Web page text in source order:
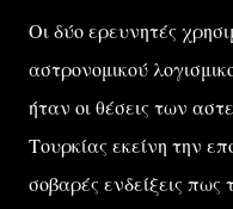
Οι δύο ερευνητές
αστρονομικού
ήταν οι θέσεις των
Τουρκίας εκείνη την
σοβαρές ενδείξεις